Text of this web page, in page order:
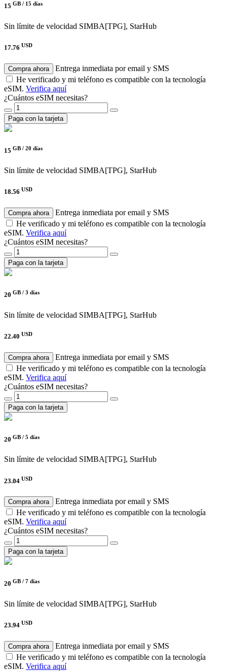
15 GB / 15 días
Sin límite de velocidad SIMBA[TPG], StarHub
17.76 USD
Compra ahora
Entrega inmediata por email y SMS
He verificado y mi teléfono es compatible con la tecnología
eSIM. Verifica aquí
¿Cuántos eSIM necesitas?
Paga con la tarjeta
15 GB / 20 días
Sin límite de velocidad SIMBA[TPG], StarHub
18.56 USD
Compra ahora
Entrega inmediata por email y SMS
He verificado y mi teléfono es compatible con la tecnología
eSIM. Verifica aquí
¿Cuántos eSIM necesitas?
Paga con la tarjeta
20 GB / 3 días
Sin límite de velocidad SIMBA[TPG], StarHub
22.40 USD
Compra ahora
Entrega inmediata por email y SMS
He verificado y mi teléfono es compatible con la tecnología
eSIM. Verifica aquí
¿Cuántos eSIM necesitas?
Paga con la tarjeta
20 GB / 5 días
Sin límite de velocidad SIMBA[TPG], StarHub
23.04 USD
Compra ahora
Entrega inmediata por email y SMS
He verificado y mi teléfono es compatible con la tecnología
eSIM. Verifica aquí
¿Cuántos eSIM necesitas?
Paga con la tarjeta
20 GB / 7 días
Sin límite de velocidad SIMBA[TPG], StarHub
23.94 USD
Compra ahora
Entrega inmediata por email y SMS
He verificado y mi teléfono es compatible con la tecnología
eSIM. Verifica aquí